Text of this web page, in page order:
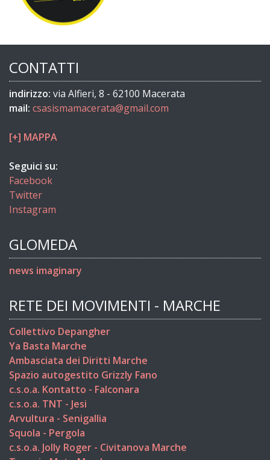
CONTATTI
indirizzo: via Alfieri, 8 - 62100 Macerata
mail: csasismamacerata@gmail.com
[+] MAPPA
Seguici su:
Facebook
Twitter
Instagram
GLOMEDA
news imaginary
RETE DEI MOVIMENTI - MARCHE
Collettivo Depangher
Ya Basta Marche
Ambasciata dei Diritti Marche
Spazio autogestito Grizzly Fano
c.s.o.a. Kontatto - Falconara
c.s.o.a. TNT - Jesi
Arvultura - Senigallia
Squola - Pergola
c.s.o.a. Jolly Roger - Civitanova Marche